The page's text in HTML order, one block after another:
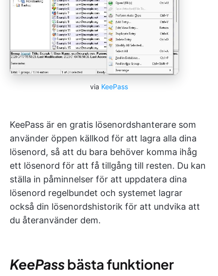
via KeePass
KeePass är en gratis lösenordshanterare som
använder öppen källkod för att lagra alla dina
lösenord, så att du bara behöver komma ihåg
ett lösenord för att få tillgång till resten. Du kan
ställa in påminnelser för att uppdatera dina
lösenord regelbundet och systemet lagrar
också din lösenordshistorik för att undvika att
du återanvänder dem.
KeePassbästa funktioner